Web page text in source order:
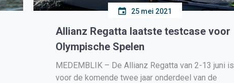
25 mei 2021
Allianz Regatta laatste testcase voor
Olympische Spelen
MEDEMBLIK – De Allianz Regatta van 2-13 juni is
voor de komende twee jaar onderdeel van de